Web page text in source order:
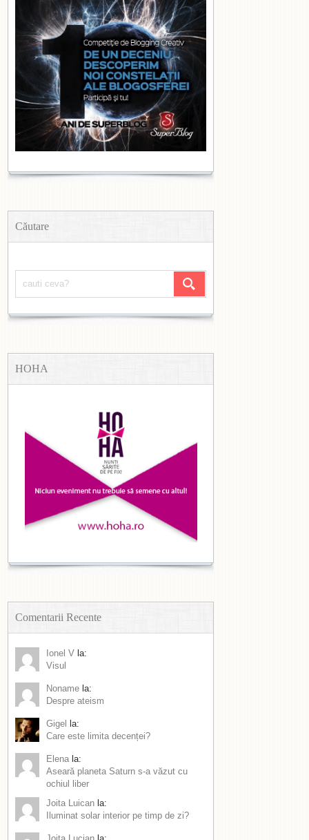
Căutare
HOHA
Comentarii Recente
Ionel V la:
Visul
Noname la:
Despre ateism
Gigel
la:
Care este limita decenței?
Elena la:
Aseară planeta Saturn s-a văzut cu
ochiul liber
Joita Luican la:
Iluminat solar interior pe timp de zi?